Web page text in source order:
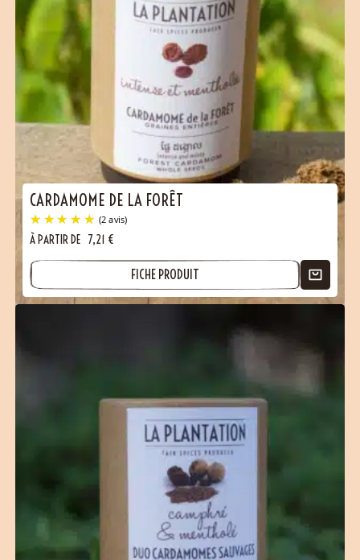
CARDAMOME DE LA FORÊT
À PARTIR DE 7,21 €
FICHE PRODUIT